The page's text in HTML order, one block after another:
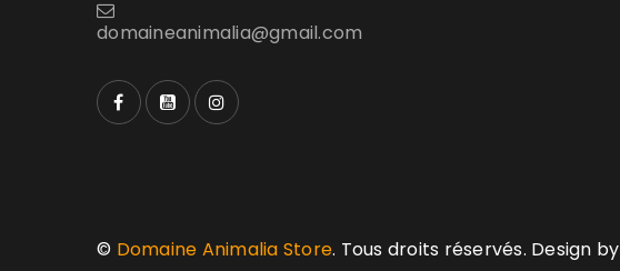
domaineanimalia@gmail.com
© Domaine Animalia Store. Tous droits réservés. Design by